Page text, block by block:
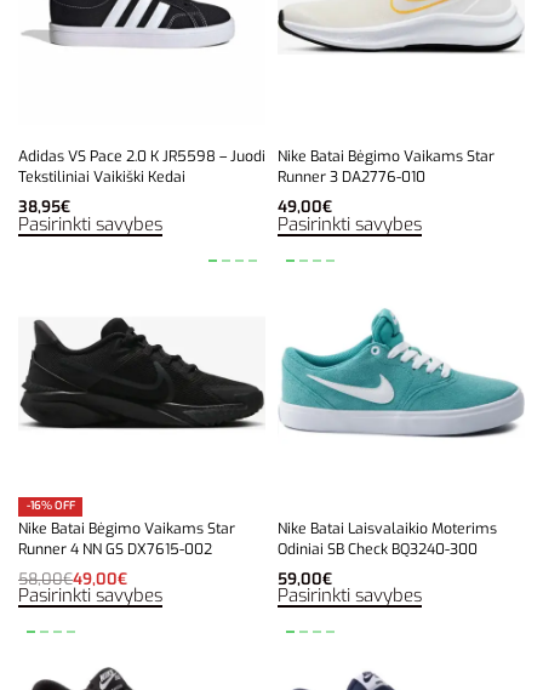
Adidas VS Pace 2.0 K JR5598 – Juodi
Tekstiliniai Vaikiški Kedai
38,95€
Pasirinkti savybes
Nike Batai Bėgimo Vaikams Star
Runner 3 DA2776-010
49,00€
Pasirinkti savybes
-16% OFF
Nike Batai Bėgimo Vaikams Star
Runner 4 NN GS DX7615-002
58,00€49,00€
Pasirinkti savybes
Nike Batai Laisvalaikio Moterims
Odiniai SB Check BQ3240-300
59,00€
Pasirinkti savybes